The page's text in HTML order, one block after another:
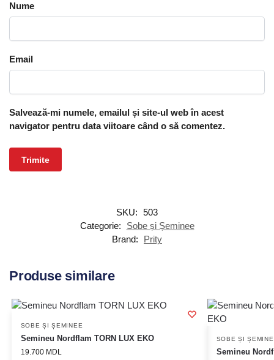
Nume
Email
Salvează-mi numele, emailul și site-ul web în acest
navigator pentru data viitoare când o să comentez.
SKU: 503
Categorie:
Sobe și Șeminee
Brand:
Prity
Produse similare
SOBE ȘI ȘEMINEE
Semineu Nordflam TORN LUX EKO
19.700 MDL
SOBE ȘI
Semineu